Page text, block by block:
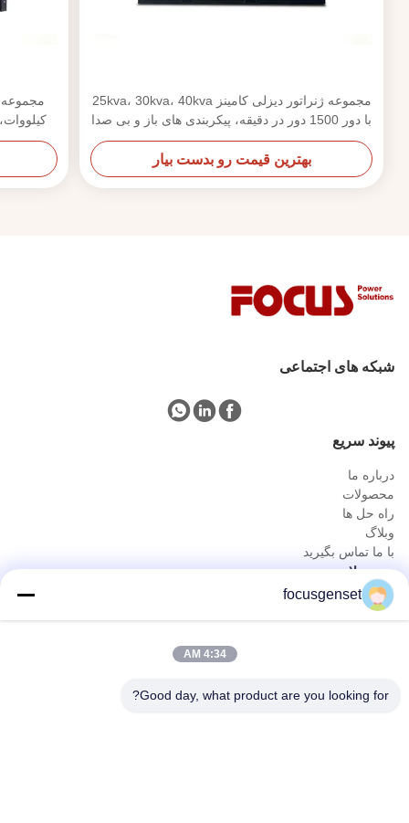
مجموعه ژنراتور دیزلی کامینز 25kva، 30kva، 40kva
با دور 1500 دور در دقیقه، پیکربندی های باز و بی صدا
بهترین قیمت رو بدست بیار
شبکه های اجتماعی
پيوند سريع
درباره ما
محصولات
راه حل ها
وبلاگ
با ما تماس بگیرید
محصولات
مجموعه ژنراتور دیزل کامینز
مجموعه ژنراتور دیزل پرکینز
ژنراتور Skid Mounted
focusgenset
4:34 AM
Good day, what product are you looking for?